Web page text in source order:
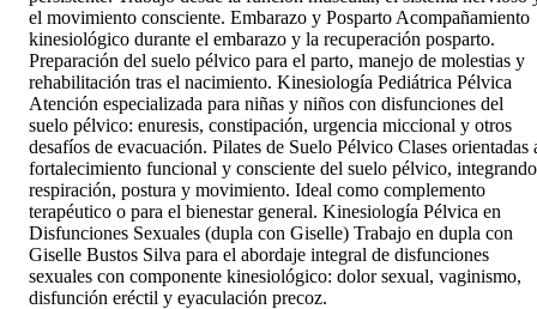
el movimiento consciente. Embarazo y Posparto Acompañamiento
kinesiológico durante el embarazo y la recuperación posparto.
Preparación del suelo pélvico para el parto, manejo de molestias y
rehabilitación tras el nacimiento. Kinesiología Pediátrica Pélvica
Atención especializada para niñas y niños con disfunciones del
suelo pélvico: enuresis, constipación, urgencia miccional y otros
desafíos de evacuación. Pilates de Suelo Pélvico Clases orientadas
fortalecimiento funcional y consciente del suelo pélvico, integrando
respiración, postura y movimiento. Ideal como complemento
terapéutico o para el bienestar general. Kinesiología Pélvica en
Disfunciones Sexuales (dupla con Giselle) Trabajo en dupla con
Giselle Bustos Silva para el abordaje integral de disfunciones
sexuales con componente kinesiológico: dolor sexual, vaginismo,
disfunción eréctil y eyaculación precoz.